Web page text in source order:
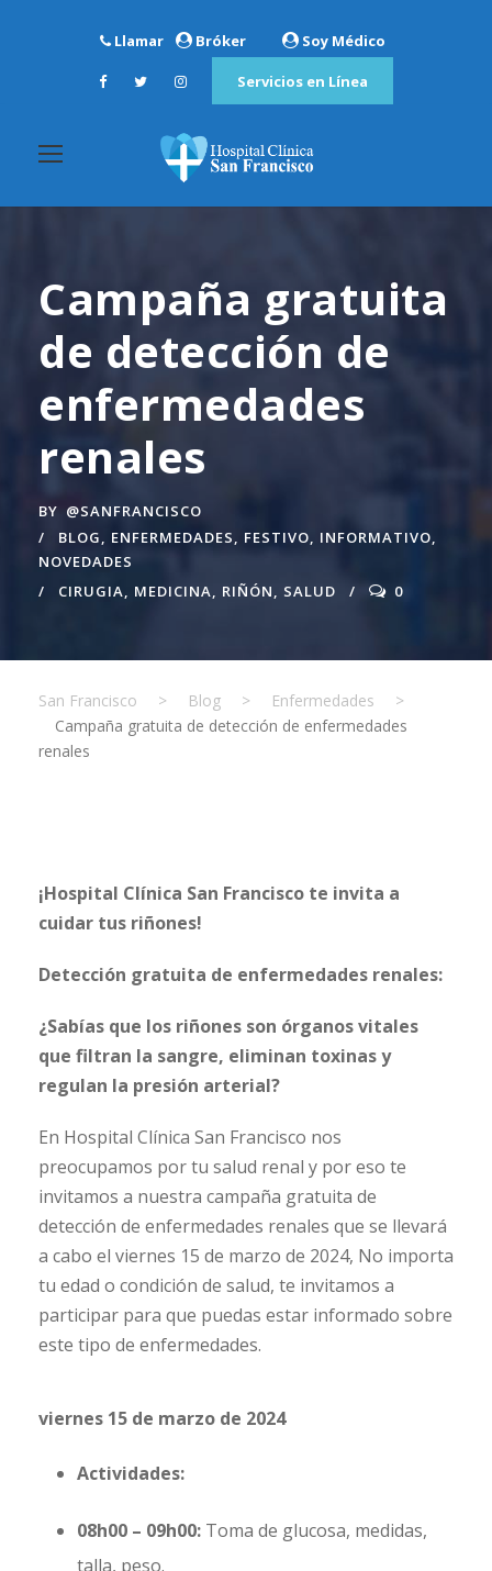
Llamar Bróker Soy Médico
Servicios en Línea
Campaña gratuita
de detección de
enfermedades
renales
BY @SANFRANCISCO
BLOG, ENFERMEDADES, FESTIVO, INFORMATIVO,
NOVEDADES
CIRUGIA, MEDICINA, RIÑÓN, SALUD 0
San Francisco > Blog > Enfermedades
>
Campaña gratuita de detección de enfermedades
renales
¡Hospital Clínica San Francisco te invita a
cuidar tus riñones!
Detección gratuita de enfermedades renales:
¿Sabías que los riñones son órganos vitales
que filtran la sangre, eliminan toxinas y
regulan la presión arterial?
En Hospital Clínica San Francisco nos
preocupamos por tu salud renal y por eso te
invitamos a nuestra campaña gratuita de
detección de enfermedades renales que se llevará
a cabo el viernes 15 de marzo de 2024, No importa
tu edad o condición de salud, te invitamos a
participar para que puedas estar informado sobre
este tipo de enfermedades.
viernes 15 de marzo de 2024
Actividades:
08h00 – 09h00: Toma de glucosa, medidas,
talla, peso.